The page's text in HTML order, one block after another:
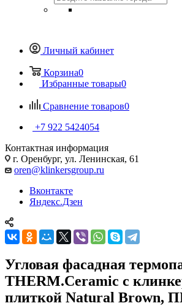
Личный кабинет
Корзина0
Избранные товары0
Сравнение товаров0
+7 922 5424054
Контактная информация
г. Оренбург, ул. Ленинская, 61
oren@klinkersgroup.ru
Вконтакте
Яндекс.Дзен
Угловая фасадная
THERM.Ceramic с
плиткой Natural Brown,